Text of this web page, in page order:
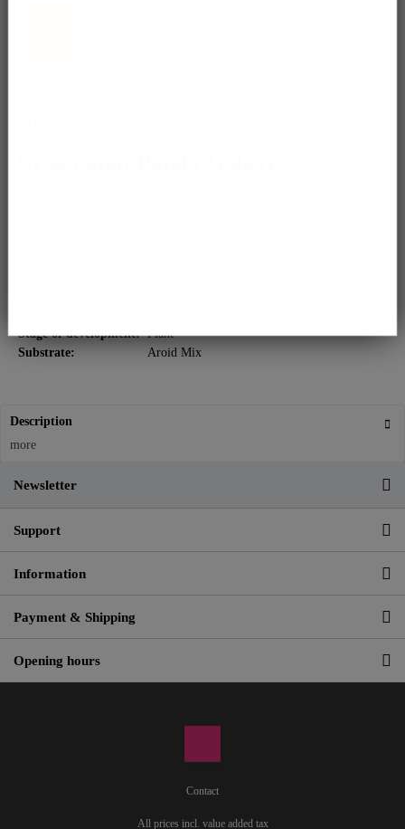
Stage of development: Plant
Substrate:
Aroid Mix
Description
more
Newsletter
Support
Information
Payment & Shipping
Opening hours
Contact
All prices incl. value added tax